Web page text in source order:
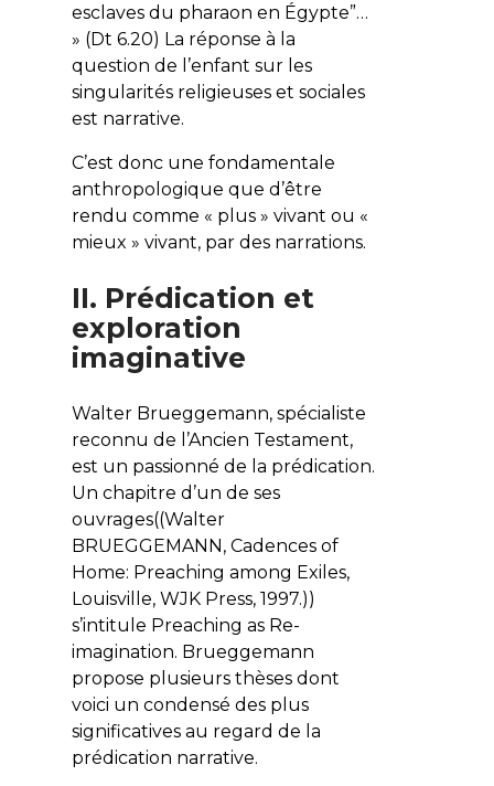
esclaves du pharaon en Égypte”…
» (Dt 6.20) La réponse à la
question de l’enfant sur les
singularités religieuses et sociales
est narrative.
C’est donc une fondamentale
anthropologique que d’être
rendu comme « plus » vivant ou «
mieux » vivant, par des narrations.
II. Prédication et
exploration
imaginative
Walter Brueggemann, spécialiste
reconnu de l’Ancien Testament,
est un passionné de la prédication.
Un chapitre d’un de ses
ouvrages((Walter
BRUEGGEMANN, Cadences of
Home: Preaching among Exiles,
Louisville, WJK Press, 1997.))
s’intitule Preaching as Re-
imagination. Brueggemann
propose plusieurs thèses dont
voici un condensé des plus
significatives au regard de la
prédication narrative.